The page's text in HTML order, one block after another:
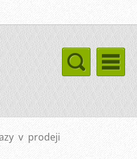
v prodeji